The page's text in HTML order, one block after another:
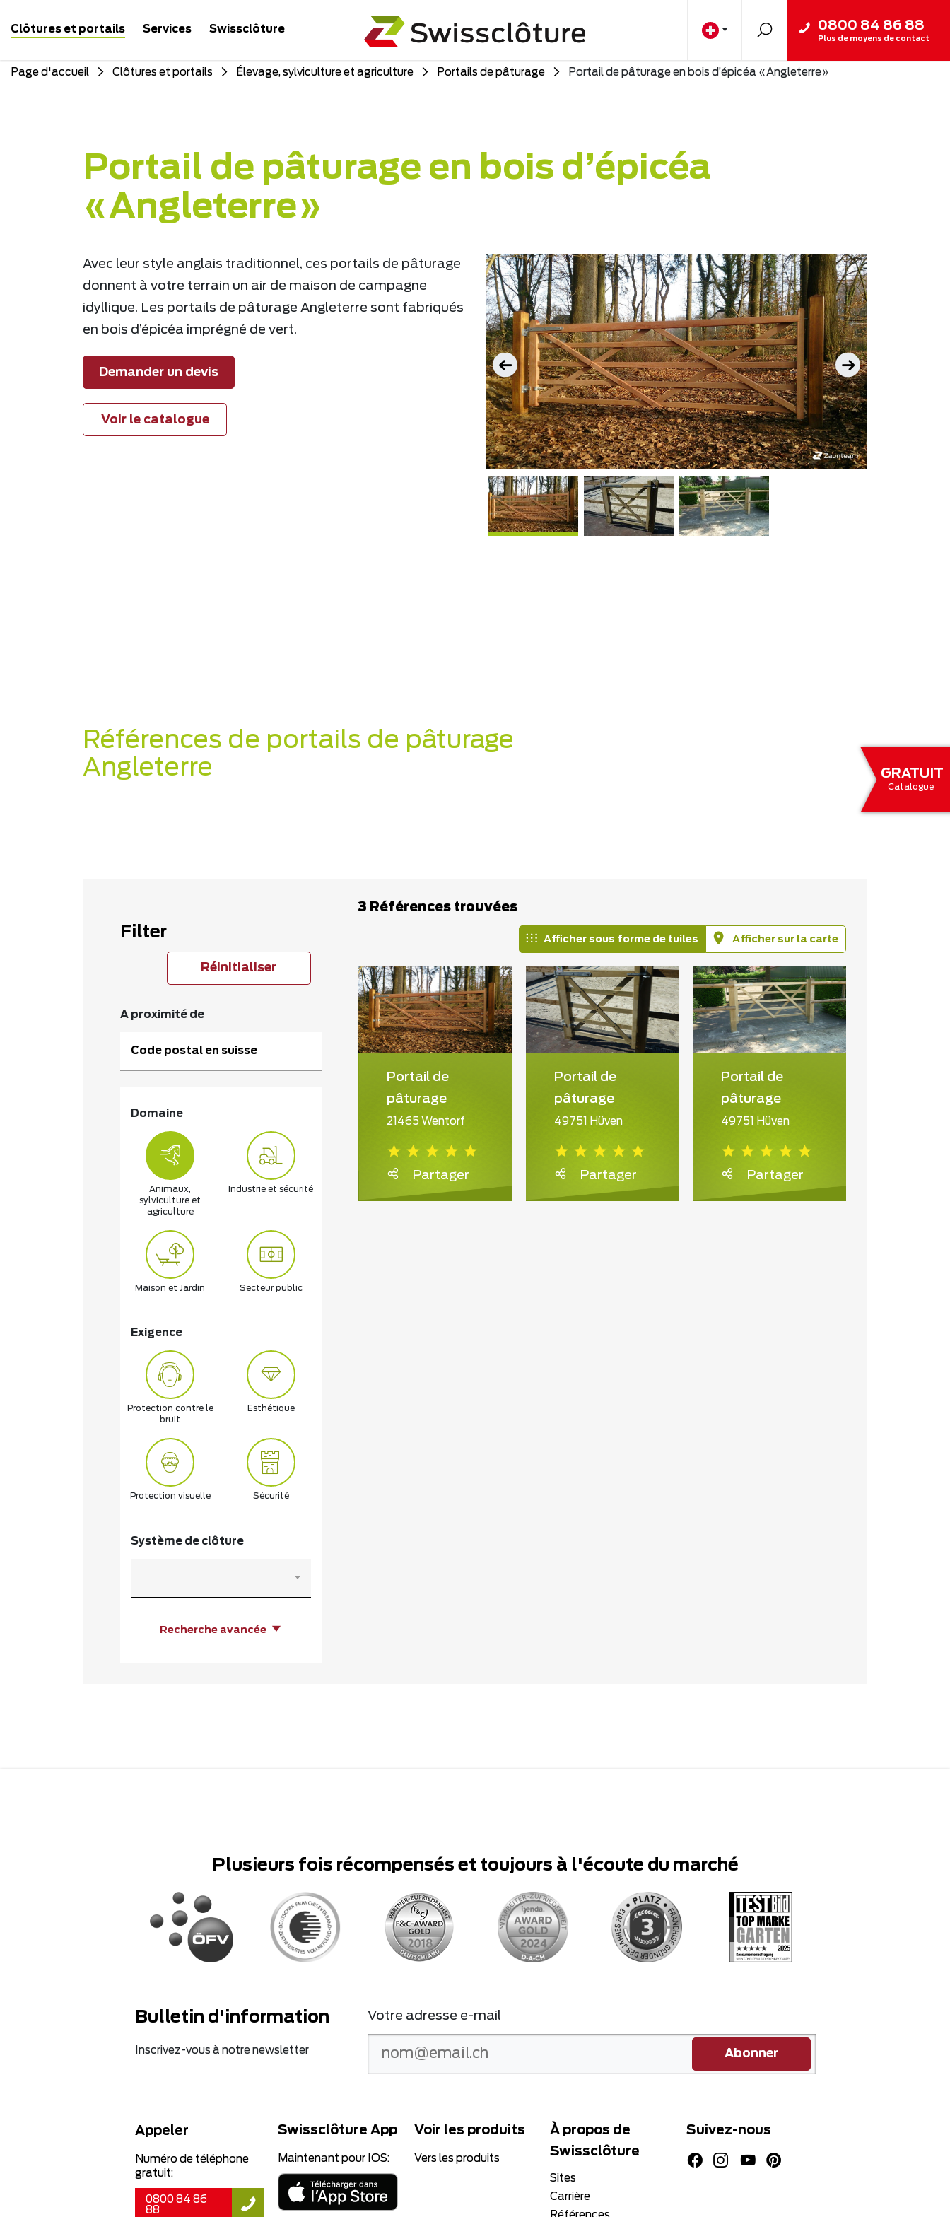
GRATUIT
Catalogue
Clôtures et portails Services Swissclôture 0800 84 86 88
Plus de moyens de contact
Page d'accueil Clôtures et portails Élevage, sylviculture et agriculture Portails de pâturage Portail de pâturage en bois d’épicéa «Angleterre»
Portail de pâturage en bois d’épicéa
«Angleterre»
Avec leur style anglais traditionnel, ces portails de pâturage
donnent à votre terrain un air de maison de campagne
idyllique. Les portails de pâturage Angleterre sont fabriqués
en bois d’épicéa imprégné de vert.
Demander un devis
Voir le catalogue
Références de portails de pâturage
Angleterre
Filter
Réinitialiser
A proximité de
Code postal en suisse
Domaine
Animaux,
sylviculture et
agriculture
Industrie et sécurité
Maison et Jardin Secteur public
Exigence
Protection contre le
bruit
Esthétique
Protection visuelle Sécurité
Système de clôture
Recherche avancée
3 Références trouvées
Afficher sous forme de tuiles Afficher sur la carte
Portail de
pâturage
21465 Wentorf
Partager
Portail de
pâturage
49751 Hüven
Partager
Portail de
pâturage
49751 Hüven
Partager
Plusieurs fois récompensés et toujours à l'écoute du marché
Bulletin d'information
Inscrivez-vous à notre newsletter
Votre adresse e-mail
Abonner
Appeler
Numéro de téléphone
gratuit:
0800 84 86
88
Swissclôture App
Maintenant pour IOS:
Voir les produits
Vers les produits
À propos de
Swissclôture
Sites
Carrière
Suivez-nous